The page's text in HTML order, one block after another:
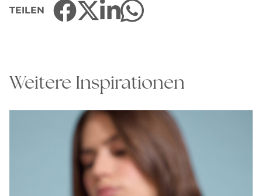
TEILEN
Weitere Inspirationen